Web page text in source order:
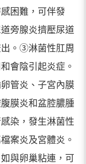
困難，可伴發
旁腺炎擠壓尿道
。③淋菌性肛周
會陰引起炎症。
管炎、子宮內膜
膜炎和盆腔膿腫
染，發生淋菌性
案炎及宮體炎。
與卵巢粘連，可